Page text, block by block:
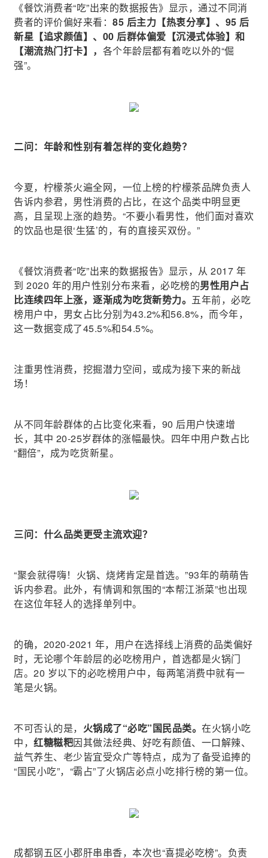
《餐饮消费者“吃”出来的数据报告》显示，通过不同消
费者的评价偏好来看： 85 后主力【热衷分享】、95 后
新星【追求颜值】、00 后群体偏爱【沉浸式体验】和
【潮流热门打卡】， 各个年龄层都有着吃以外的“倔
强”。
二问：年龄和性别有着怎样的变化趋势？
今夏，柠檬茶火遍全网，一位上榜的柠檬茶品牌负责人
告诉内参君，男性消费的占比，在这个品类中明显更
高，且呈现上涨的趋势。“不要小看男性，他们面对喜欢
的饮品也是很‘生猛’的，有的直接买双份。”
《餐饮消费者“吃”出来的数据报告》显示，从 2017 年
到 2020 年的用户性别分布来看，必吃榜的男性用户占
比连续四年上涨，逐渐成为吃货新势力。 五年前，必吃
榜用户中，男女占比分别为43.2%和56.8%，而今年，
这一数据变成了45.5%和54.5%。
注重男性消费，挖掘潜力空间，或成为接下来的新战
场！
从不同年龄群体的占比变化来看，90 后用户快速增
长，其中 20-25岁群体的涨幅最快。四年中用户数占比
“翻倍”，成为吃货新星。
三问：什么品类更受主流欢迎？
“聚会就得嗨！火锅、烧烤肯定是首选。”93年的萌萌告
诉内参君。此外，有情调和氛围的“本帮江浙菜”也出现
在这位年轻人的选择单列中。
的确，2020-2021 年，用户在选择线上消费的品类偏好
时，无论哪个年龄层的必吃榜用户，首选都是火锅门
店。20 岁以下的必吃榜用户中，每两笔消费中就有一
笔是火锅。
不可否认的是， 火锅成了“必吃”国民品类。 在火锅小吃
中， 红糖糍粑因其做法经典、好吃有颜值、一口解辣、
益气养生、老少皆宜受众广等特点，成为了备受追捧的
“国民小吃”，“霸占”了火锅店必点小吃排行榜的第一位。
成都钢五区小郡肝串串香，本次也“喜提必吃榜”。负责